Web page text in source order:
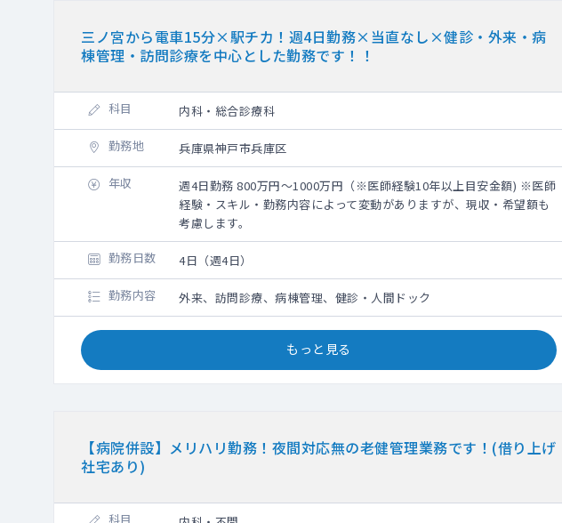
三ノ宮から電車15分×駅チカ！週4日勤務×当直なし×健診・外来・病
棟管理・訪問診療を中心とした勤務です！！
科目 内科・総合診療科
勤務地 兵庫県神戸市兵庫区
年収
週4日勤務 800万円～1000万円（※医師経験10年以上目安金額) ※医師
経験・スキル・勤務内容によって変動がありますが、現収・希望額も
考慮します。
勤務日数 4日（週4日）
勤務内容 外来、訪問診療、病棟管理、健診・人間ドック
もっと見る
【病院併設】メリハリ勤務！夜間対応無の老健管理業務です！(借り上げ
社宅あり)
科目